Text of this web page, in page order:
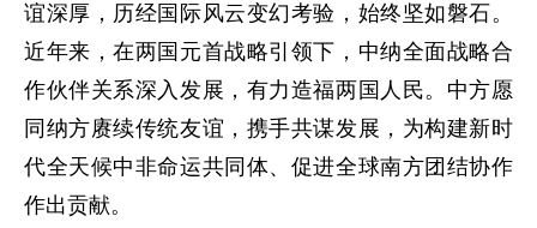
谊深厚，历经国际风云变幻考验，始终坚如磐石。
近年来，在两国元首战略引领下，中纳全面战略合
作伙伴关系深入发展，有力造福两国人民。中方愿
同纳方赓续传统友谊，携手共谋发展，为构建新时
代全天候中非命运共同体、促进全球南方团结协作
作出贡献。